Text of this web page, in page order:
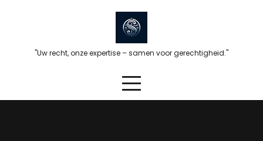
"Uw recht, onze expertise – samen voor gerechtigheid."